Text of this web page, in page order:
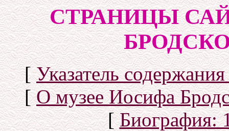
СТРАНИЦЫ
[Указатель
[О музее Иосифа
[Биография: